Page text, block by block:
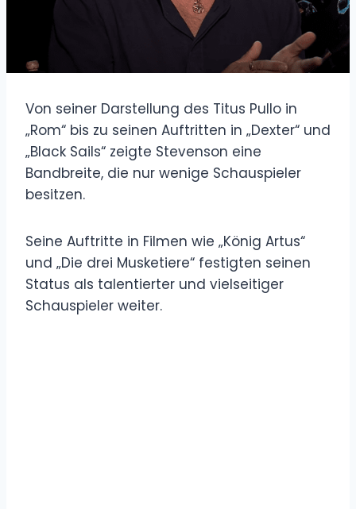
Von seiner Darstellung des Titus Pullo in
„Rom“ bis zu seinen Auftritten in „Dexter“ und
„Black Sails“ zeigte Stevenson eine
Bandbreite, die nur wenige Schauspieler
besitzen.
Seine Auftritte in Filmen wie „König Artus“
und „Die drei Musketiere“ festigten seinen
Status als talentierter und vielseitiger
Schauspieler weiter.